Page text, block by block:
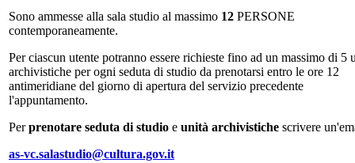
Sono ammesse alla sala studio al massimo 12 PERSONE
contemporaneamente.
Per ciascun utente potranno essere richieste fino ad un massimo di 5
archivistiche per ogni seduta di studio da prenotarsi entro le ore 12
antimeridiane del giorno di apertura del servizio precedente
l'appuntamento.
Perprenotare seduta di studio e unità archivistiche scrivere
as-vc.salastudio@cultura.gov.it